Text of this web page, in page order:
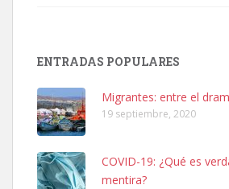
Leales.org » Gran Canaria
ENTRADAS POPULARES
Migrantes: entre el
19 septiembre, 2020
COVID-19: ¿Qué es
mentira?